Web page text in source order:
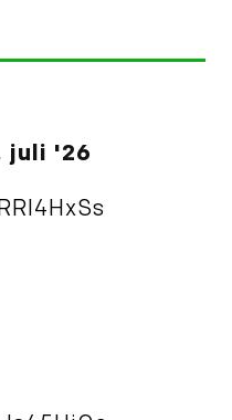
juli '26